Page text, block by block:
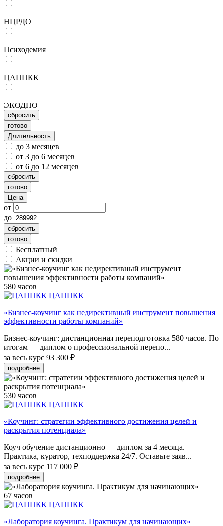
НЦРДО
Психодемия
ЦАППКК
ЭКОДПО
сбросить
готово
Длительность
до 3 месяцев
от 3 до 6 месяцев
от 6 до 12 месяцев
сбросить
готово
Цена
от
до
сбросить
готово
Бесплатный
Акции и скидки
580 часов
ЦАППКК
«Бизнес-коучинг как недирективный инструмент повышения
эффективности работы компаний»
Бизнес-коучинг: дистанционная переподготовка 580 часов. По
итогам — диплом о профессиональной перепо...
за весь курс 93 300 ₽
подробнее
530 часов
ЦАППКК
«Коучинг: стратегии эффективного достижения целей и
раскрытия потенциала»
Коуч обучение дистанционно — диплом за 4 месяца.
Практика, куратор, техподдержка 24/7. Оставьте заяв...
за весь курс 117 000 ₽
подробнее
67 часов
ЦАППКК
«Лаборатория коучинга. Практикум для начинающих»